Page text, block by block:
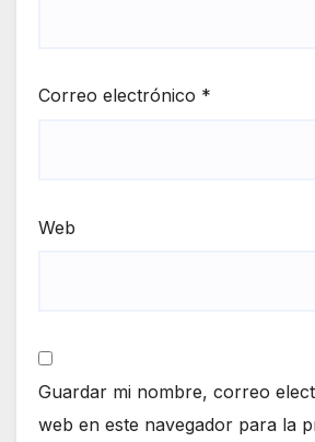
Correo electrónico *
Web
Guardar mi nombre, correo
web en este navegador para la